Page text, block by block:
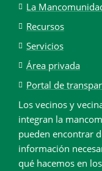
La
Recursos
Servicios
Área privada
Portal de
Los vecinos y
integran la
pueden encontrar
información
qué hacemos en